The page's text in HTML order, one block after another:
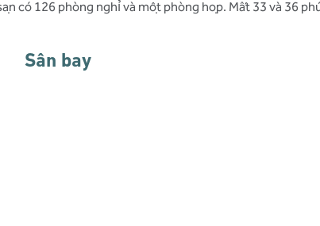
có 126 phòng nghỉ và một phòng họp. Mất 33 và 36
Sân bay